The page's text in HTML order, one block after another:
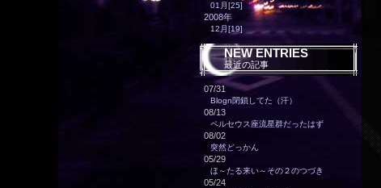
01月[25]
2008年
12月[19]
NEW ENTRIES
最近の記事
07/31
Blogn閉鎖してた（汗）
08/13
ペルセウス座流星群だったはず
08/02
突然どっかん
05/29
ほ～たる来い～その２のつづき
05/24